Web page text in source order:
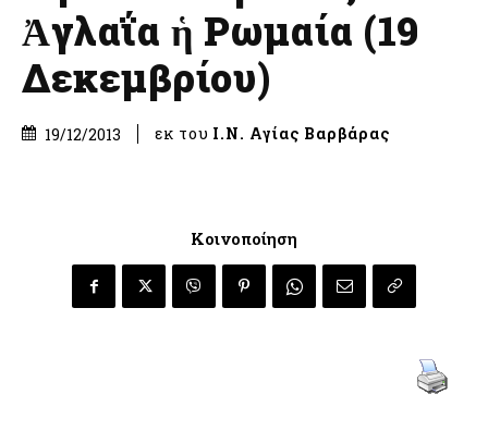
Ἀγλαΐα ἡ Ρωμαία (19
Δεκεμβρίου)
19/12/2013 εκ του Ι.Ν. Αγίας Βαρβάρας
Κοινοποίηση